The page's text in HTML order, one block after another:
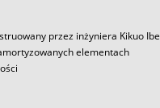
przez inżyniera Kikuo Ibe
elementach